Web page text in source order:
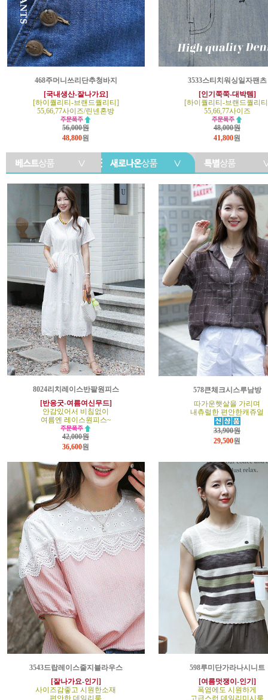
468주머니쓰리단추청바지
[국내생산-잘나가요]
[하이퀄리티-브랜드퀄리티]
55,66,77사이즈/린넨혼방
56,000원
48,800원
3533스티치워싱일자팬츠
[인기쭉쭉-대박템]
[하이퀄리티-브랜드퀄리
55,66,77사이즈
48,000원
41,800원
8024리치레이스반팔원피스
[반응굿-여름여신무드]
안감있어서 비침없이
여름엔 레이스원피스~
42,000원
36,600원
578큰체크시스루남방
따가운햇살을 가리며
내츄럴한 편안한캐쥬얼
33,900원
29,500원
3543드랍레이스줄지블라우스
[잘나가요-인기]
사이즈감좋고 시원한소재
편안한 데일리룩
598루미단가라나시니트
[여름멋쟁이-인기]
폭염에도 시원하게
고급스런 데일리미시룩